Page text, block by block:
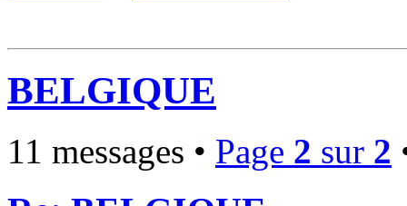
BELGIQUE
11 messages • Page 2 sur 2